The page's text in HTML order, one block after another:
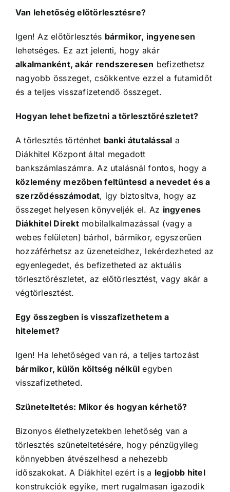
Van lehetőség előtörlesztésre?
Igen! Az előtörlesztés bármikor, ingyenesen
lehetséges. Ez azt jelenti, hogy akár
alkalmanként, akár rendszeresen befizethetsz
nagyobb összeget, csökkentve ezzel a futamidőt
és a teljes visszafizetendő összeget.
Hogyan lehet befizetni a törlesztőrészletet?
A törlesztés történhet banki átutalással a
Diákhitel Központ által megadott
bankszámlaszámra. Az utalásnál fontos, hogy a
közlemény mezőben feltüntesd a nevedet és a
szerződésszámodat, így biztosítva, hogy az
összeget helyesen könyveljék el. Az ingyenes
Diákhitel Direktmobilalkalmazással (vagy a
webes felületen) bárhol, bármikor, egyszerűen
hozzáférhetsz az üzeneteidhez, lekérdezheted az
egyenlegedet, és befizetheted az aktuális
törlesztőrészletet, az előtörlesztést, vagy akár a
végtörlesztést.
Egy összegben is visszafizethetem a
hitelemet?
Igen! Ha lehetőséged van rá, a teljes tartozást
bármikor, külön költség nélkül egyben
visszafizetheted.
Szüneteltetés: Mikor és hogyan kérhető?
Bizonyos élethelyzetekben lehetőség van a
törlesztés szüneteltetésére, hogy pénzügyileg
könnyebben átvészelhesd a nehezebb
időszakokat. A Diákhitel ezért is a legjobb hitel
konstrukciók egyike, mert rugalmasan igazodik